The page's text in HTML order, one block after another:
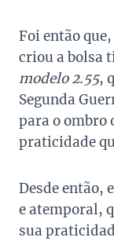
Foi então
criou a bolsa
modelo 2.55,
Segunda
para o ombro
praticidade
Desde então,
e atemporal,
sua